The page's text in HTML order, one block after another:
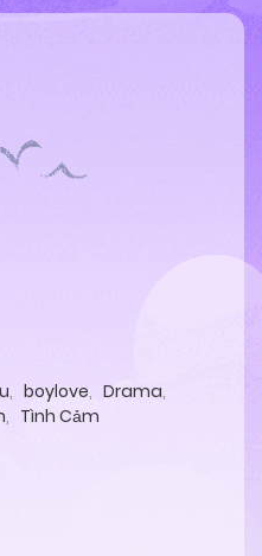
, boylove, Drama,
, Tình Cảm